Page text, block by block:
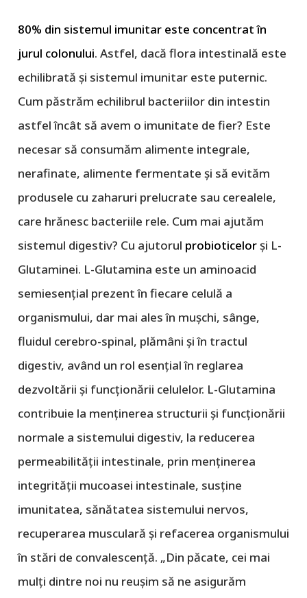
80% din sistemul imunitar este concentrat în
jurul colonului. Astfel, dacă flora intestinală este
echilibrată și sistemul imunitar este puternic.
Cum păstrăm echilibrul bacteriilor din intestin
astfel încât să avem o imunitate de fier? Este
necesar să consumăm alimente integrale,
nerafinate, alimente fermentate și să evităm
produsele cu zaharuri prelucrate sau cerealele,
care hrănesc bacteriile rele. Cum mai ajutăm
sistemul digestiv? Cu ajutorul probioticelorși L-
Glutaminei. L-Glutamina este un aminoacid
semiesențial prezent în fiecare celulă a
organismului, dar mai ales în mușchi, sânge,
fluidul cerebro-spinal, plămâni și în tractul
digestiv, având un rol esențial în reglarea
dezvoltării și funcționării celulelor. L-Glutamina
contribuie la menținerea structurii și funcționării
normale a sistemului digestiv, la reducerea
permeabilității intestinale, prin menținerea
integrității mucoasei intestinale, susține
imunitatea, sănătatea sistemului nervos,
recuperarea musculară și refacerea organismului
în stări de convalescență. „Din păcate, cei mai
mulți dintre noi nu reușim să ne asigurăm